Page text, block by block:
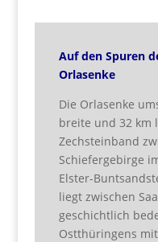
Auf den Spuren
Orlasenke
Die Orlasenke
breite und 32 km
Zechsteinband
Schiefergebirge
Elster-
liegt zwischen
geschichtlich
Ostthüringens